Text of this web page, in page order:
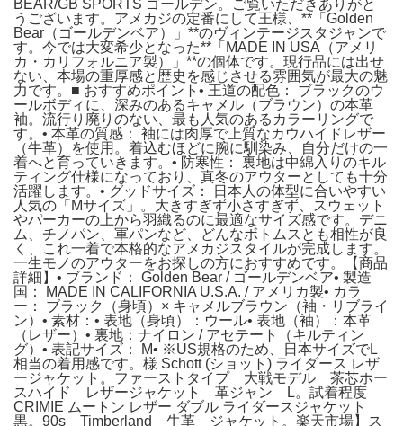
BEAR/GB SPORTS ゴールデン。ご覧いただきありがと
うございます。アメカジの定番にして王様、**「Golden
Bear（ゴールデンベア）」**のヴィンテージスタジャンで
す。今では大変希少となった**「MADE IN USA（アメリ
カ・カリフォルニア製）」**の個体です。現行品には出せ
ない、本場の重厚感と歴史を感じさせる雰囲気が最大の魅
力です。■ おすすめポイント• 王道の配色： ブラックのウ
ールボディに、深みのあるキャメル（ブラウン）の本革
袖。流行り廃りのない、最も人気のあるカラーリングで
す。• 本革の質感： 袖には肉厚で上質なカウハイドレザー
（牛革）を使用。着込むほどに腕に馴染み、自分だけの一
着へと育っていきます。• 防寒性： 裏地は中綿入りのキル
ティング仕様になっており、真冬のアウターとしても十分
活躍します。• グッドサイズ： 日本人の体型に合いやすい
人気の「Mサイズ」。大きすぎず小さすぎず、スウェット
やパーカーの上から羽織るのに最適なサイズ感です。デニ
ム、チノパン、軍パンなど、どんなボトムスとも相性が良
く、これ一着で本格的なアメカジスタイルが完成します。
一生モノのアウターをお探しの方におすすめです。【商品
詳細】• ブランド： Golden Bear / ゴールデンベア• 製造
国： MADE IN CALIFORNIA U.S.A. / アメリカ製• カラ
ー： ブラック（身頃）× キャメルブラウン（袖・リブライ
ン）• 素材：• 表地（身頃）：ウール• 表地（袖）：本革
（レザー）• 裏地：ナイロン / アセテート（キルティン
グ）• 表記サイズ： M• ※US規格のため、日本サイズでL
相当の着用感です。様 Schott (ショット) ライダース レザ
ージャケット。ファーストタイプ 大戦モデル 茶芯ホー
スハイド レザージャケット 革ジャン L。試着程度
CRIMIE ムートン レザー ダブル ライダースジャケット
黒。90s Timberland 牛革 ジャケット。楽天市場】ス